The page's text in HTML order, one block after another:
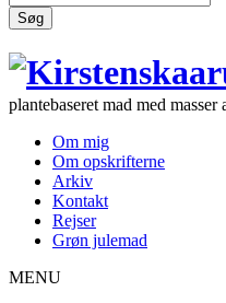
Søg
plantebaseret mad med masser
Om mig
Om opskrifterne
Arkiv
Kontakt
Rejser
Grøn julemad
MENU